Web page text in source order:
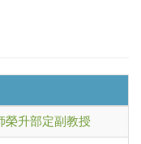
榮升部定副教授